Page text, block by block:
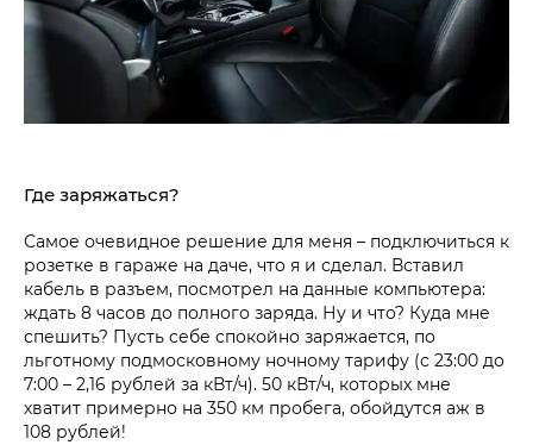
Где заряжаться?
Самое очевидное решение для меня – подключиться к
розетке в гараже на даче, что я и сделал. Вставил
кабель в разъем, посмотрел на данные компьютера:
ждать 8 часов до полного заряда. Ну и что? Куда мне
спешить? Пусть себе спокойно заряжается, по
льготному подмосковному ночному тарифу (с 23:00 до
7:00 – 2,16 рублей за кВт/ч). 50 кВт/ч, которых мне
хватит примерно на 350 км пробега, обойдутся аж в
108 рублей!